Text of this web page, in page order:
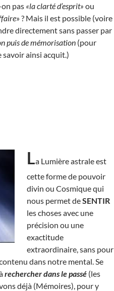
pas «la clarté d’esprit» ou
» ? Mais il est possible (voire
directement sans passer par
puis de mémorisation (pour
savoir ainsi acquit.)
La Lumière astrale est
cette forme de pouvoir
divin ou Cosmique qui
nous permet deSENTIR
les choses avec une
précision ou une
exactitude
extraordinaire, sans pour
dans notre mental. Se
rechercher dans le passé (les
déjà (Mémoires), pour y